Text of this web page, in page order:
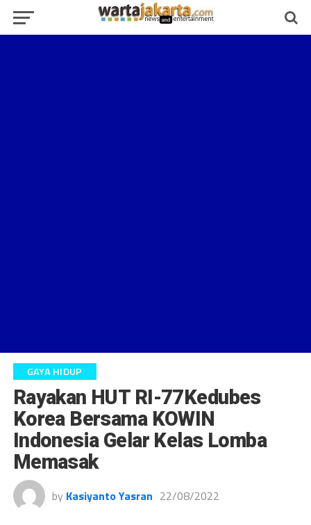
GAYA HIDUP
Rayakan HUT RI-77Kedubes
Korea Bersama KOWIN
Indonesia Gelar Kelas Lomba
Memasak
by Kasiyanto Yasran 22/08/2022